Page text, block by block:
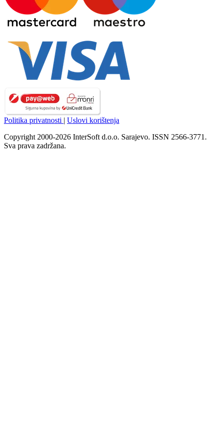
Politika privatnosti | Uslovi korištenja
Copyright 2000-2026 InterSoft d.o.o. Sarajevo. ISSN 2566-3771.
Sva prava zadržana.